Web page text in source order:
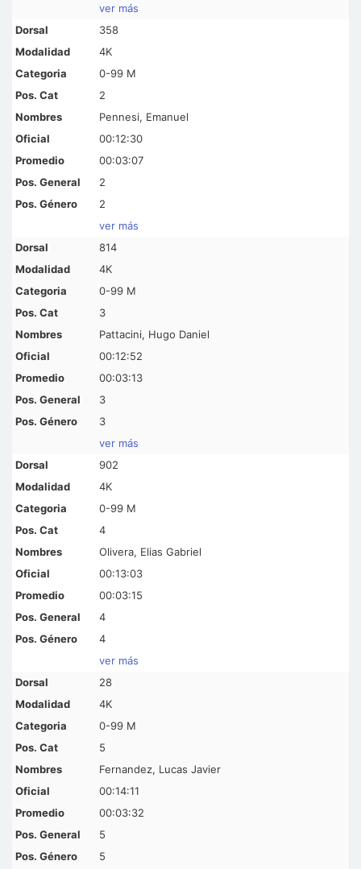
ver más
358
4K
0-99 M
2
Pennesi, Emanuel
00:12:30
00:03:07
2
2
ver más
814
4K
0-99 M
3
Pattacini, Hugo Daniel
00:12:52
00:03:13
3
3
ver más
902
4K
0-99 M
4
Olivera, Elias Gabriel
00:13:03
00:03:15
4
4
ver más
28
4K
0-99 M
5
Fernandez, Lucas Javier
00:14:11
00:03:32
5
5